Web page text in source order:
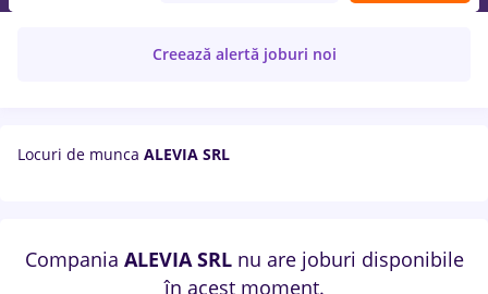
Creează alertă joburi noi
Locuri de munca ALEVIA SRL
Compania ALEVIA SRLnu are joburi disponibile
în acest moment.